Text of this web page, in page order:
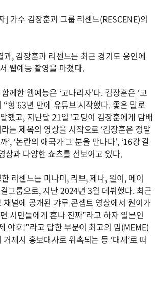
] 가수 김장훈과 그룹 리센느(RESCENE)의
과, 김장훈과 리센느는 최근 경기도 용인에
웹예능 촬영을 마쳤다.
께한 웹예능은 ‘고나리자’다. 김장훈은 ‘고
“형 63년 만에 유튜브 시작했다. 좋은 말로
했고, 지난달 21일 ‘고딩이 김장훈에게 담배
는 제목의 영상을 시작으로 ‘김장훈은 정말
’, ‘논란의 애국가 그 분을 만나다’, ‘16강 갈
상과 다양한 쇼츠를 선보이고 있다.
리센느는 미나미, 리브, 제나, 원이, 메이
그룹으로, 지난 2024년 3월 데뷔했다. 최근
채널에 공개된 갸루 콘셉트 영상에서 원이가
시민들에게 혼나 진짜”라고 하자 일본인
야호!”라고 답한 부분이 최고의 밈(MEME)
제시 홍보대사로 위촉되는 등 ‘대세’로 떠